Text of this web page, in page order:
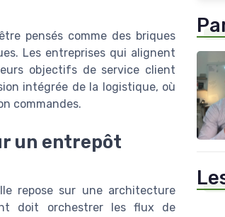
pensés comme des briques
Les entreprises qui alignent
objectifs de service client
intégrée de la logistique, où
commandes.
un entrepôt
repose sur une architecture
doit orchestrer les flux de